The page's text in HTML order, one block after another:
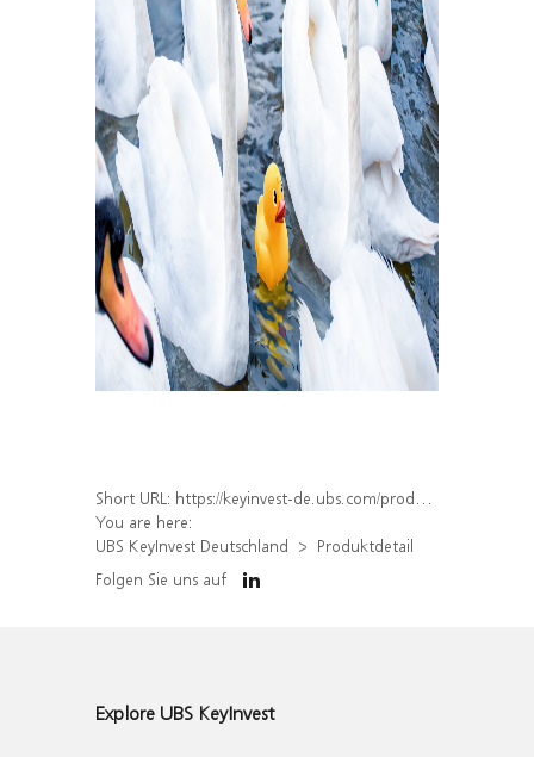
Short URL: https://keyinvest-de.ubs.com/produkt/detail/index/isin/DE000WA40ZS4
You are here:
UBS KeyInvest Deutschland
Produktdetail
Folgen Sie uns auf
Explore UBS KeyInvest